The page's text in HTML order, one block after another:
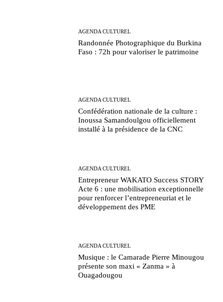
AGENDA CULTUREL
Randonnée Photographique du Burkina
Faso : 72h pour valoriser le patrimoine
AGENDA CULTUREL
Confédération nationale de la culture :
Inoussa Samandoulgou officiellement
installé à la présidence de la CNC
AGENDA CULTUREL
Entrepreneur WAKATO Success STORY
Acte 6 : une mobilisation exceptionnelle
pour renforcer l’entrepreneuriat et le
développement des PME
AGENDA CULTUREL
Musique : le Camarade Pierre Minougou
présente son maxi « Zanma » à
Ouagadougou